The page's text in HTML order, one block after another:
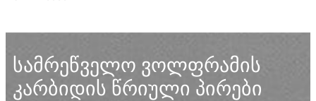
სამრეწველო ვოლფრამის
კარბიდის წრიული პირები